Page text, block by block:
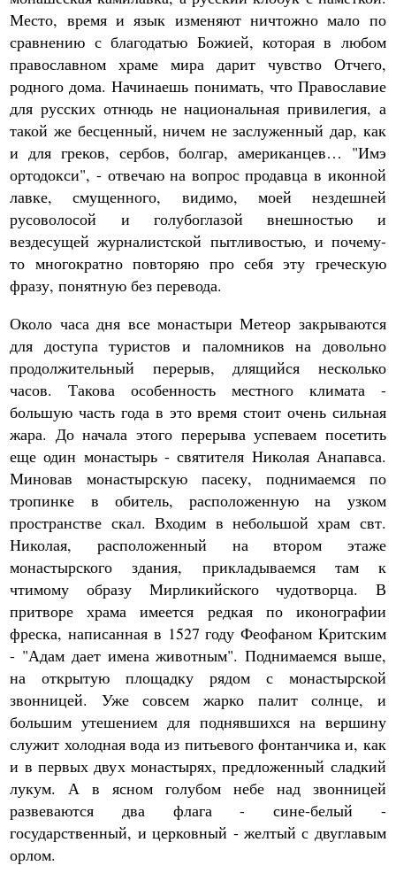
Место, время и язык изменяют ничтожно мало по
сравнению с благодатью Божией, которая в любом
православном храме мира дарит чувство Отчего,
родного дома. Начинаешь понимать, что Православие
для русских отнюдь не национальная привилегия, а
такой же бесценный, ничем не заслуженный дар, как
и для греков, сербов, болгар, американцев… "Имэ
ортодокси", - отвечаю на вопрос продавца в иконной
лавке, смущенного, видимо, моей нездешней
русоволосой и голубоглазой внешностью и
вездесущей журналистской пытливостью, и почему-
то многократно повторяю про себя эту греческую
фразу, понятную без перевода.
Около часа дня все монастыри Метеор закрываются
для доступа туристов и паломников на довольно
продолжительный перерыв, длящийся несколько
часов. Такова особенность местного климата -
большую часть года в это время стоит очень сильная
жара. До начала этого перерыва успеваем посетить
еще один монастырь - святителя Николая Анапавса.
Миновав монастырскую пасеку, поднимаемся по
тропинке в обитель, расположенную на узком
пространстве скал. Входим в небольшой храм свт.
Николая, расположенный на втором этаже
монастырского здания, прикладываемся там к
чтимому образу Мирликийского чудотворца. В
притворе храма имеется редкая по иконографии
фреска, написанная в 1527 году Феофаном Критским
- "Адам дает имена животным". Поднимаемся выше,
на открытую площадку рядом с монастырской
звонницей. Уже совсем жарко палит солнце, и
большим утешением для поднявшихся на вершину
служит холодная вода из питьевого фонтанчика и, как
и в первых двух монастырях, предложенный сладкий
лукум. А в ясном голубом небе над звонницей
развеваются два флага - сине-белый -
государственный, и церковный - желтый с двуглавым
орлом.